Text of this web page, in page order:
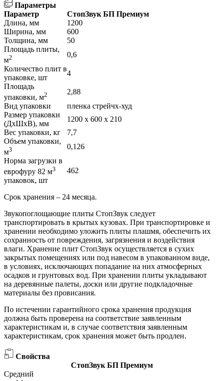
Параметры
Параметр
СтопЗвук БП Премиум
Длина, мм
1200
Ширина, мм
600
Толщина, мм
50
Площадь плиты,
м2
0,6
Количество плит в
упаковке, шт
4
Площадь
упаковки, м2
2,88
Вид упаковки
пленка стрейчх-худ
Размер упаковки
(ДхШхВ), мм
1200 х 600 х 210
Вес упаковки, кг
7,7
Объем упаковки,
м3
0,126
Норма загрузки в
еврофуру 82 м3
упаковок, шт
462
Срок хранения – 24 месяца.
Звукопоглощающие плиты СтопЗвук следует
транспортировать в крытых кузовах. При транспортировке и
хранении необходимо уложить плиты плашмя, обеспечить их
сохранность от повреждения, загрязнения и воздействия
влаги. Хранение плит СтопЗвук осуществляется в сухих
закрытых помещениях или под навесом в упакованном виде,
в условиях, исключающих попадание на них атмосферных
осадков и грунтовых вод. При хранении плиты укладывают
на деревянные палеты, доски или другие подкладочные
материалы без провисания.
По истечении гарантийного срока хранения продукция
должна быть проверена на соответствие заявленным
характеристикам и, в случае соответствия заявленным
характеристикам, срок хранения может быть продлен.
Свойства
СтопЗвук БП Премиум
Средний